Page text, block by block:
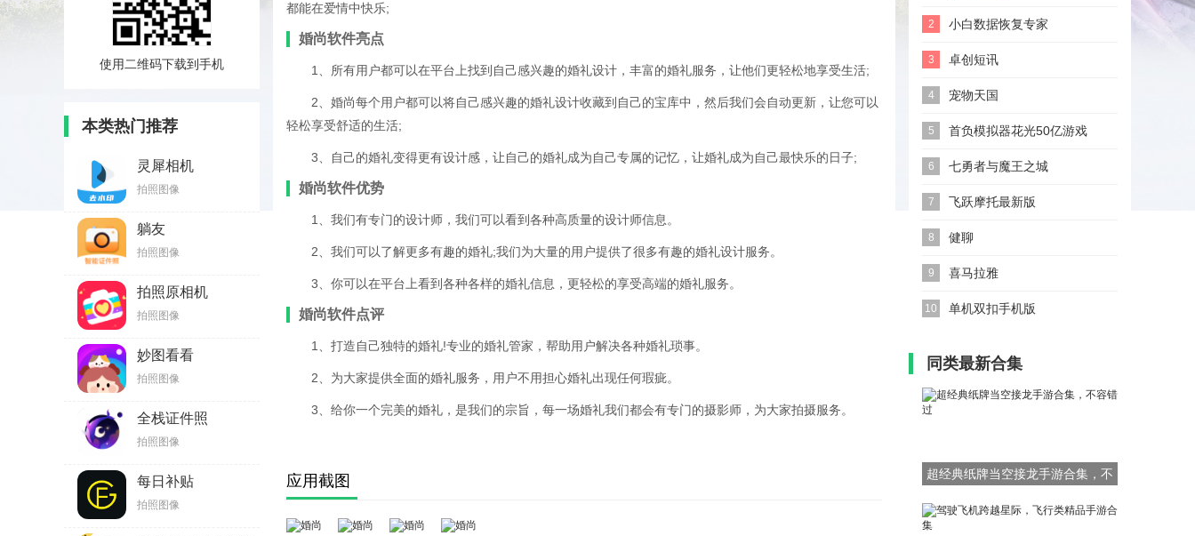
使用二维码下载到手机
本类热门推荐
灵犀相机
拍照图像
躺友
拍照图像
拍照原相机
拍照图像
妙图看看
拍照图像
全栈证件照
拍照图像
每日补贴
拍照图像
都能在爱情中快乐;
婚尚软件亮点
1、所有用户都可以在平台上找到自己感兴趣的婚礼设计，丰富的婚礼服务，让他们更轻松地享受生活;
2、婚尚每个用户都可以将自己感兴趣的婚礼设计收藏到自己的宝库中，然后我们会自动更新，让您可以
轻松享受舒适的生活;
3、自己的婚礼变得更有设计感，让自己的婚礼成为自己专属的记忆，让婚礼成为自己最快乐的日子;
婚尚软件优势
1、我们有专门的设计师，我们可以看到各种高质量的设计师信息。
2、我们可以了解更多有趣的婚礼;我们为大量的用户提供了很多有趣的婚礼设计服务。
3、你可以在平台上看到各种各样的婚礼信息，更轻松的享受高端的婚礼服务。
婚尚软件点评
1、打造自己独特的婚礼!专业的婚礼管家，帮助用户解决各种婚礼琐事。
2、为大家提供全面的婚礼服务，用户不用担心婚礼出现任何瑕疵。
3、给你一个完美的婚礼，是我们的宗旨，每一场婚礼我们都会有专门的摄影师，为大家拍摄服务。
应用截图
2 小白数据恢复专家
3 卓创短讯
4 宠物天国
5 首负模拟器花光50亿游戏
6 七勇者与魔王之城
7 飞跃摩托最新版
8 健聊
9 喜马拉雅
10 单机双扣手机版
同类最新合集
超经典纸牌当空接龙手游合集，不